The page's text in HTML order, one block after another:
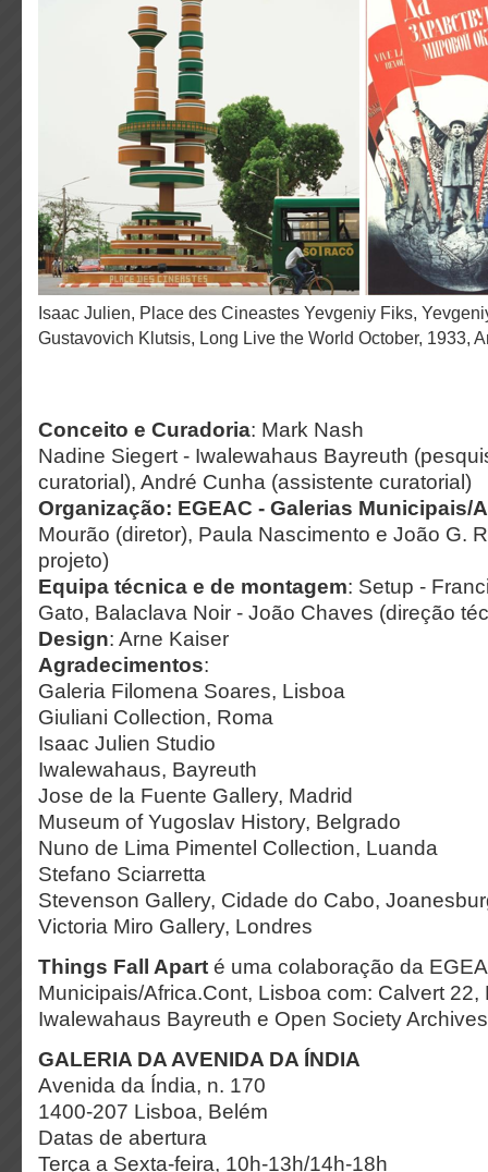
Isaac Julien, Place des Cineastes Yevgeniy Fiks, Yevgeniy Fiks, Gustav
Gustavovich Klutsis, Long Live the World October, 1933,
Conceito e Curadoria: Mark Nash
Nadine Siegert - Iwalewahaus Bayreuth
curatorial), André Cunha (assistente curatorial)
Organização: EGEAC - Galerias Municipais/
Mourão (diretor), Paula Nascimento e João G.
projeto)
Equipa técnica e de montagem: Setup -
Gato, Balaclava Noir - João Chaves (direção
Design: Arne Kaiser
Agradecimentos:
Galeria Filomena Soares, Lisboa
Giuliani Collection, Roma
Isaac Julien Studio
Iwalewahaus, Bayreuth
Jose de la Fuente Gallery, Madrid
Museum of Yugoslav History, Belgrado
Nuno de Lima Pimentel Collection, Luanda
Stefano Sciarretta
Stevenson Gallery, Cidade do Cabo,
Victoria Miro Gallery, Londres
Things Fall Apart é uma colaboração da
Municipais/Africa.Cont, Lisboa com: Calvert 22,
Iwalewahaus Bayreuth e Open Society
GALERIA DA AVENIDA DA ÍNDIA
Avenida da Índia, n. 170
1400-207 Lisboa, Belém
Datas de abertura
Terça a Sexta-feira, 10h-13h/14h-18h